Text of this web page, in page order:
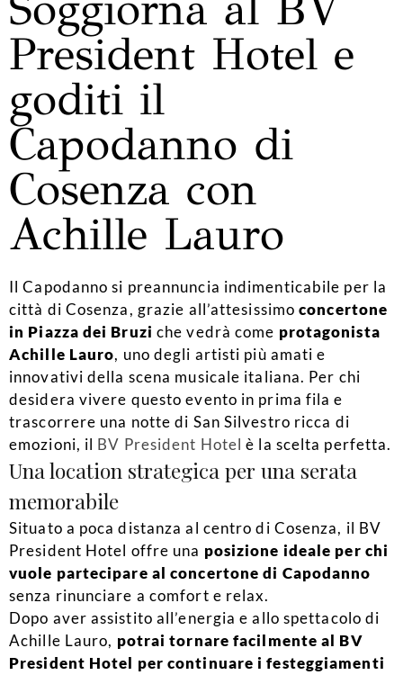
President Hotel e
goditi il
Capodanno di
Cosenza con
Achille Lauro
Il Capodanno si preannuncia indimenticabile per la
città di Cosenza, grazie all’attesissimoconcertone
in Piazza dei Bruziche vedrà come protagonista
Achille Lauro, uno degli artisti più amati e
innovativi della scena musicale italiana. Per chi
desidera vivere questo evento in prima fila e
trascorrere una notte di San Silvestro ricca di
emozioni, il BV President Hotelè la scelta perfetta.
Una location strategica per una serata
memorabile
Situato a poca distanza al centro di Cosenza, il BV
President Hotel offre una posizione ideale per chi
vuole partecipare al concertone di Capodanno
senza rinunciare a comfort e relax.
Dopo aver assistito all’energia e allo spettacolo di
Achille Lauro, potrai tornare facilmente al BV
President Hotel per continuare i festeggiamenti